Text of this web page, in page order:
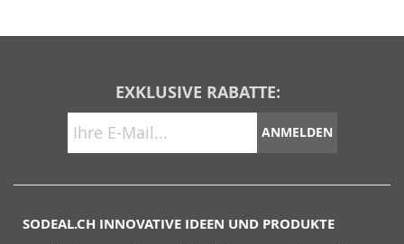
EXKLUSIVE RABATTE:
ANMELDEN
SODEAL.CH INNOVATIVE IDEEN UND PRODUKTE